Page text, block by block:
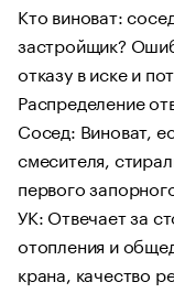
Кто виноват:
застройщик?
отказу в иске и
Распределение
Сосед: Виноват,
смесителя,
первого
УК: Отвечает за
отопления и
крана, качество